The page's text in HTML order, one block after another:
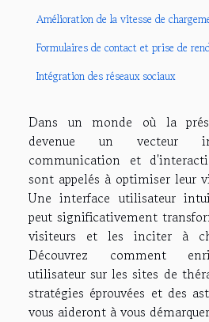
Amélioration de la vitesse de
Formulaires de contact et prise de
Intégration des réseaux sociaux
Dans un monde où la
devenue un vecteur
communication et
sont appelés à optimiser leur
Une interface utilisateur
peut significativement
visiteurs et les inciter à
Découvrez comment
utilisateur sur les sites de
stratégies éprouvées et des
vous aideront à vous